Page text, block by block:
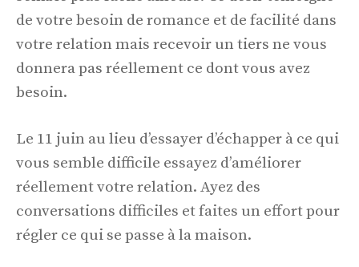
de votre besoin de romance et de facilité dans
votre relation mais recevoir un tiers ne vous
donnera pas réellement ce dont vous avez
besoin.
Le 11 juin au lieu d’essayer d’échapper à ce qui
vous semble difficile essayez d’améliorer
réellement votre relation. Ayez des
conversations difficiles et faites un effort pour
régler ce qui se passe à la maison.